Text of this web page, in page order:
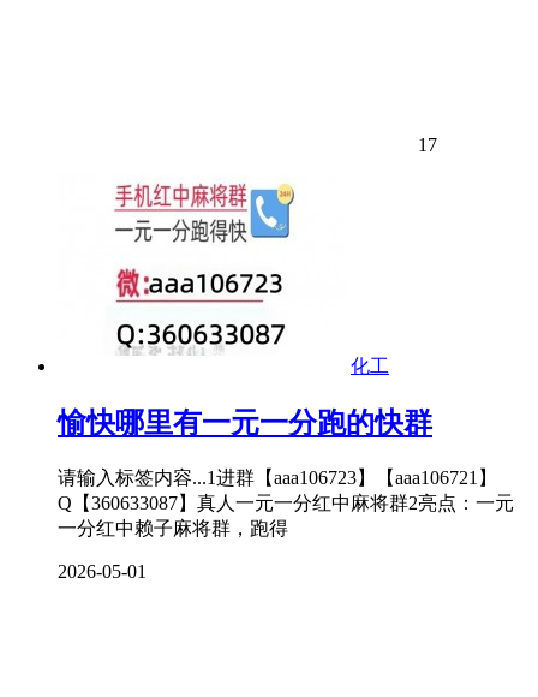
17
化工
愉快哪里有一元一分跑的快群
请输入标签内容...1进群【aaa106723】【aaa106721】
Q【360633087】真人一元一分红中麻将群2亮点：一元
一分红中赖子麻将群，跑得
2026-05-01